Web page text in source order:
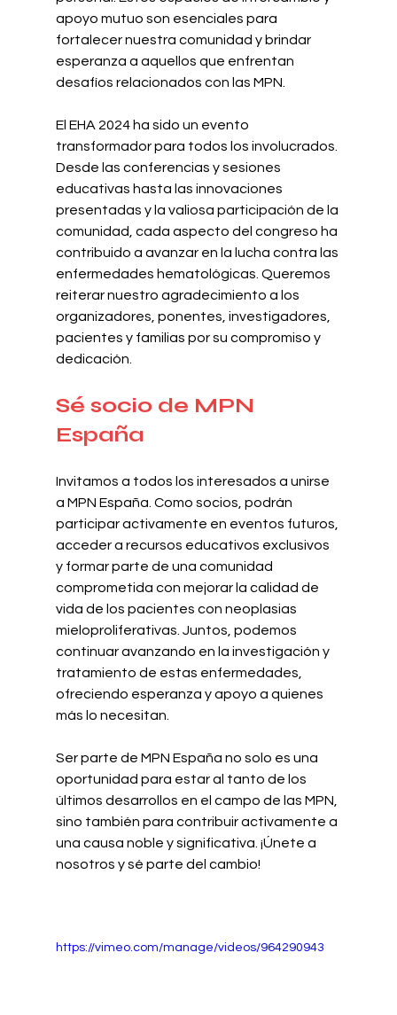
apoyo mutuo son esenciales para
fortalecer nuestra comunidad y brindar
esperanza a aquellos que enfrentan
desafíos relacionados con las MPN.
El EHA 2024 ha sido un evento
transformador para todos los involucrados.
Desde las conferencias y sesiones
educativas hasta las innovaciones
presentadas y la valiosa participación de la
comunidad, cada aspecto del congreso ha
contribuido a avanzar en la lucha contra las
enfermedades hematológicas. Queremos
reiterar nuestro agradecimiento a los
organizadores, ponentes, investigadores,
pacientes y familias por su compromiso y
dedicación.
Sé socio de MPN
España
Invitamos a todos los interesados a unirse
a MPN España. Como socios, podrán
participar activamente en eventos futuros,
acceder a recursos educativos exclusivos
y formar parte de una comunidad
comprometida con mejorar la calidad de
vida de los pacientes con neoplasias
mieloproliferativas. Juntos, podemos
continuar avanzando en la investigación y
tratamiento de estas enfermedades,
ofreciendo esperanza y apoyo a quienes
más lo necesitan.
Ser parte de MPN España no solo es una
oportunidad para estar al tanto de los
últimos desarrollos en el campo de las MPN,
sino también para contribuir activamente a
una causa noble y significativa. ¡Únete a
nosotros y sé parte del cambio!
https://vimeo.com/manage/videos/964290943